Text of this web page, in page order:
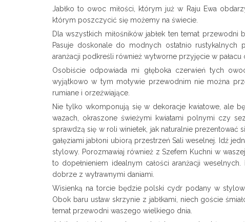
Jabłko to owoc miłości, którym już w Raju Ewa
którym poszczycić się możemy na świecie.
Dla wszystkich miłośników jabłek ten temat
Pasuje doskonale do modnych ostatnio
aranżacji podkreśli również wytworne przyjęcie w pałacu
Osobiście odpowiada mi głęboka czerwień tych
wyjątkowo w tym motywie przewodnim nie można
rumiane i orzeźwiające.
Nie tylko wkomponują się w dekoracje kwiatowe, ale
wazach, okraszone świeżymi kwiatami polnymi czy
sprawdzą się w roli winietek, jak naturalnie prezentować
gałęziami jabłoni ubiorą przestrzeń Sali weselnej. Idź
stylowy. Porozmawiaj również z Szefem Kuchni w
to dopełnieniem idealnym całości aranżacji
dobrze z wytrawnymi daniami.
Wisienką na torcie będzie polski cydr podany w
Obok baru ustaw skrzynie z jabłkami, niech goście
temat przewodni waszego wielkiego dnia.